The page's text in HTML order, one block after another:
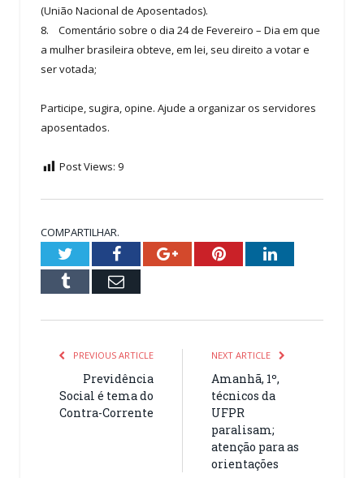
(União Nacional de Aposentados).
8. Comentário sobre o dia 24 de Fevereiro – Dia em que
a mulher brasileira obteve, em lei, seu direito a votar e
ser votada;
Participe, sugira, opine. Ajude a organizar os servidores
aposentados.
Post Views: 9
COMPARTILHAR.
TwitterFacebookGoogle+PinterestLinkedIn
Tumblr Email
PREVIOUS ARTICLE
Previdência
Social é tema do
Contra-Corrente
NEXT ARTICLE
Amanhã, 1º,
técnicos da
UFPR
paralisam;
atenção para as
orientações